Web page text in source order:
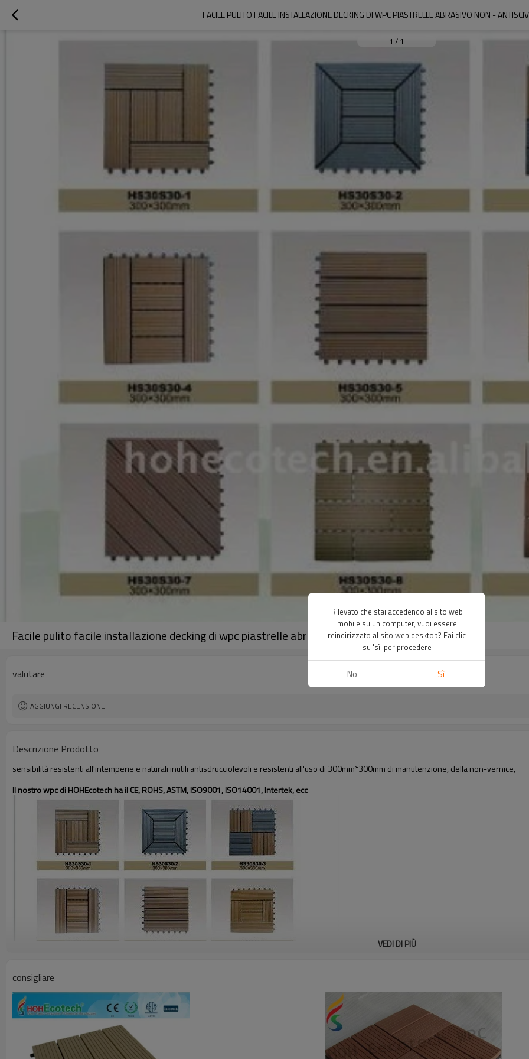
FACILE PULITO FACILE INSTALLAZIONE DECKING DI WPC PIASTRELLE ABRASIVO NON -
1 / 1
Facile pulito facile installazione decking di wpc piastrelle abrasivo non - antiscivolo tegola wpc
valutare
AGGIUNGI RECENSIONE
Descrizione Prodotto
sensibilità resistenti all'intemperie e naturali inutili antisdrucciolevoli e resistenti all'uso di 300mm*300mm di manutenzione, della non-vernice,
Il nostro wpc di HOHEcotech ha il CE, ROHS, ASTM, ISO9001, ISO14001, Intertek, ecc
VEDI DI PIÙ
consigliare
Rilevato che stai accedendo al sito web
mobile su un computer, vuoi essere
reindirizzato al sito web desktop? Fai clic
su 'sì' per procedere
No Sì